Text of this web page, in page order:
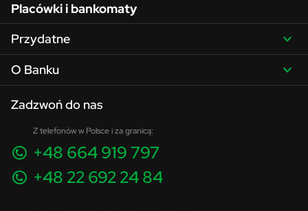
Placówki i bankomaty
Przydatne
O Banku
Zadzwoń do nas
Z telefonów w Polsce i za granicą:
+48 664 919 797
+48 22 692 24 84